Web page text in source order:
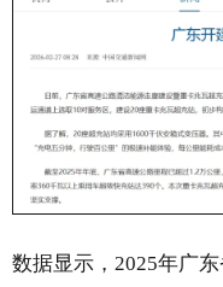
数据显示，2025年广